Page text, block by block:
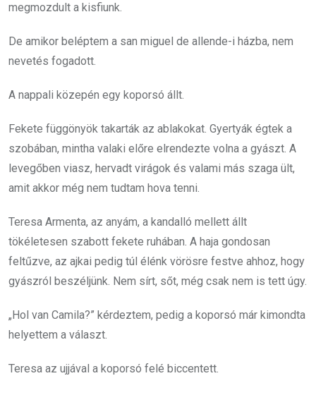
megmozdult a kisfiunk.
De amikor beléptem a san miguel de allende-i házba, nem
nevetés fogadott.
A nappali közepén egy koporsó állt.
Fekete függönyök takarták az ablakokat. Gyertyák égtek a
szobában, mintha valaki előre elrendezte volna a gyászt. A
levegőben viasz, hervadt virágok és valami más szaga ült,
amit akkor még nem tudtam hova tenni.
Teresa Armenta, az anyám, a kandalló mellett állt
tökéletesen szabott fekete ruhában. A haja gondosan
feltűzve, az ajkai pedig túl élénk vörösre festve ahhoz, hogy
gyászról beszéljünk. Nem sírt, sőt, még csak nem is tett úgy.
„Hol van Camila?” kérdeztem, pedig a koporsó már kimondta
helyettem a választ.
Teresa az ujjával a koporsó felé biccentett.